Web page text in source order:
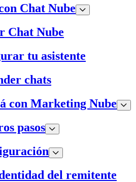
Chat Nube
Chat Nube
tu asistente
chats
con Marketing Nube
pasos
del remitente